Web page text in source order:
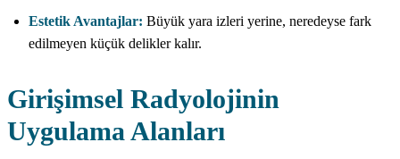
Estetik Avantajlar: Büyük yara izleri yerine, neredeyse fark
edilmeyen küçük delikler kalır.
Girişimsel Radyolojinin
Uygulama Alanları